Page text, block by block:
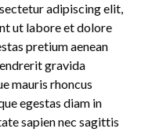
adipiscing elit,
ut labore et dolore
pretium aenean
gravida
mauris rhoncus
egestas diam in
sapien nec sagittis